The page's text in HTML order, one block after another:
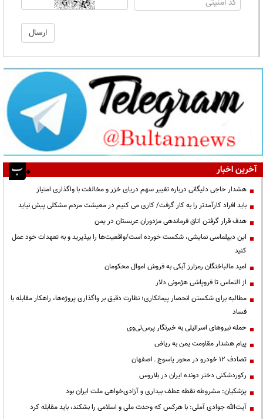
آخرین اخبار
هشدار حاجی دلیگانی درباره تغییر سهم دریای خزر و مخالفت با واگذاری امتیاز
باید افراد کارآمدتر را به کار گرفت/ کاری می کنیم در معیشت مردم مشکلی پیش نیاید
هدف قرار گرفتن اتاق‌ فرماندهی مزدوران عربستان در یمن
این دیپلماسی نمایشی، شکست خورده است/واقعیت‌ها را بپذیرید و به تعهدات خود عمل
کنید
امید مالباختگان رمزارز آبکی به فروش اموال محکومان
از التماس تا فروپاشی هژمونی دلار
مطالبه برای شکستن انحصار پیمانکاری؛ نظارت دقیق بر واگذاری پروژه‌ها، راهکار مقابله با
فساد
حمله نیروهای اسرائیلی به خبرنگار پرس‌تی‌وی
پیام هشدار مقاومت یمن به ریاض
تصادف ۱۲ خودرو در محور یاسوج ـ اصفهان
رکوردشکنی دختر دونده ایران در بلاروس
پزشکیان: مشروطه نقطه عطف بیداری و آزادی‌خواهی ملت ایران بود
آیت‌الله جوادی آملی: با هرکس که وحدت ملی و اسلامی را بشکند، باید مقابله کرد